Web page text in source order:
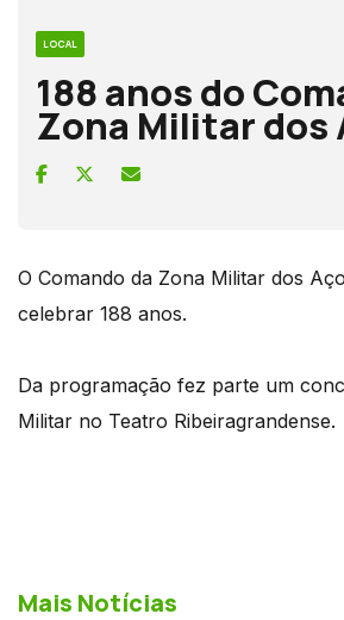
LOCAL
188 anos do
Zona Militar dos
O Comando da Zona Militar dos
celebrar 188 anos.
Da programação fez parte um
Militar no Teatro Ribeiragrandense.
Mais Notícias